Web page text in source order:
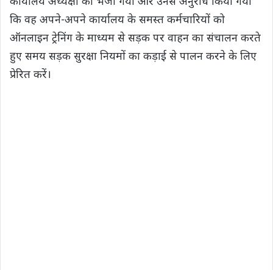
कि वह अपने-अपने कार्यालय के समस्त कर्मचारियों को
ऑनलाइन ट्रेनिंग के माध्यम से सड़क पर वाहन का संचालन करते
हुए समय सड़क सुरक्षा नियमों का कड़ाई से पालन करने के लिए
प्रेरित करें।